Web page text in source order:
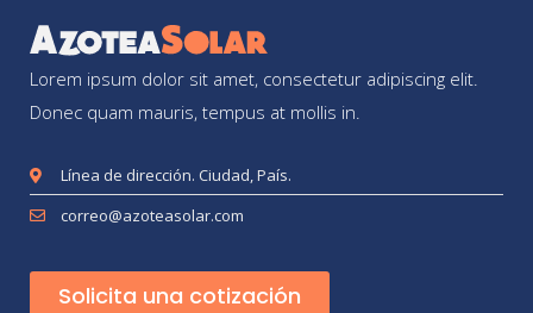
Lorem ipsum dolor sit amet, consectetur adipiscing elit.
Donec quam mauris, tempus at mollis in.
Línea de dirección. Ciudad, País.
correo@azoteasolar.com
Solicita una cotización